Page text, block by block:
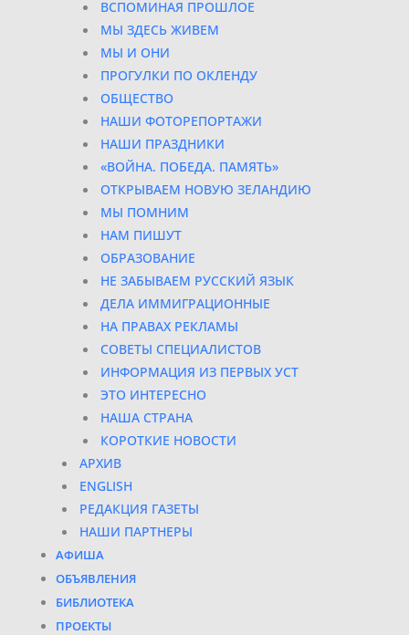
ВСПОМИНАЯ ПРОШЛОЕ
МЫ ЗДЕСЬ ЖИВЕМ
МЫ И ОНИ
ПРОГУЛКИ ПО ОКЛЕНДУ
ОБЩЕСТВО
НАШИ ФОТОРЕПОРТАЖИ
НАШИ ПРАЗДНИКИ
«ВОЙНА. ПОБЕДА. ПАМЯТЬ»
ОТКРЫВАЕМ НОВУЮ ЗЕЛАНДИЮ
МЫ ПОМНИМ
НАМ ПИШУТ
ОБРАЗОВАНИЕ
НЕ ЗАБЫВАЕМ РУССКИЙ ЯЗЫК
ДЕЛА ИММИГРАЦИОННЫЕ
НА ПРАВАХ РЕКЛАМЫ
СОВЕТЫ СПЕЦИАЛИСТОВ
ИНФОРМАЦИЯ ИЗ ПЕРВЫХ УСТ
ЭТО ИНТЕРЕСНО
НАША СТРАНА
КОРОТКИЕ НОВОСТИ
АРХИВ
ENGLISH
РЕДАКЦИЯ ГАЗЕТЫ
НАШИ ПАРТНЕРЫ
АФИША
ОБЪЯВЛЕНИЯ
БИБЛИОТЕКА
ПРОЕКТЫ